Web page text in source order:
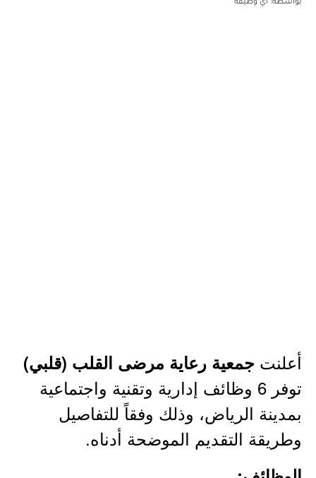
بواسطة: أي وظيفة
أعلنت جمعية رعاية مرضى القلب (قلبي)
توفر 6 وظائف إدارية وتقنية واجتماعية
بمدينة الرياض، وذلك وفقاً للتفاصيل
وطريقة التقديم الموضحة أدناه.